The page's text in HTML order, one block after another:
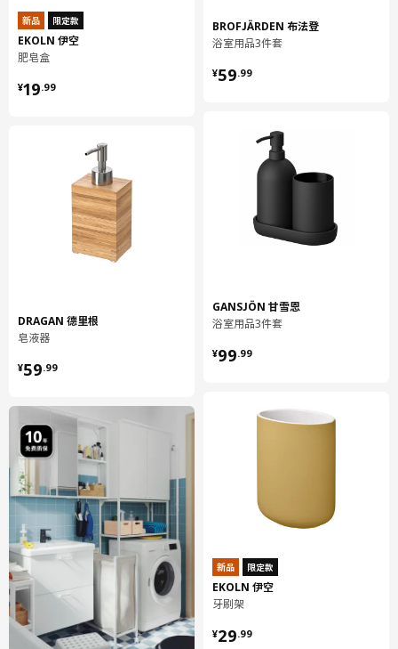
新品 限定款
EKOLN 伊空
肥皂盒
¥19.99
¥ 19.99
DRAGAN 德里根
皂液器
¥59.99
¥ 59.99
BROFJÄRDEN 布法登
浴室用品3件套
¥59.99
¥ 59.99
GANSJÖN 甘雪恩
浴室用品3件套
¥99.99
¥ 99.99
新品 限定款
EKOLN 伊空
牙刷架
¥29.99
¥ 29.99